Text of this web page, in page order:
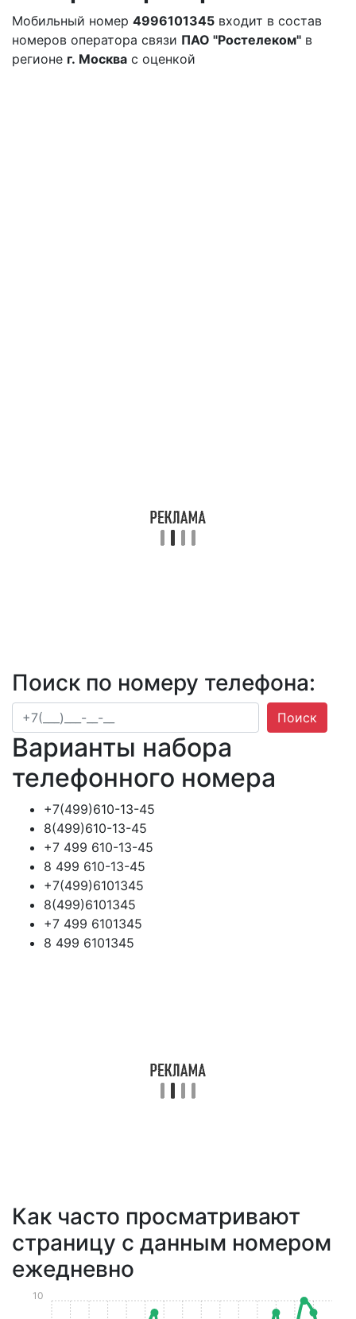
Мобильный номер 4996101345 входит в состав
номеров оператора связи ПАО "Ростелеком" в
регионе г. Москва с оценкой
Поиск по номеру телефона:
Поиск
Варианты набора
телефонного номера
+7(499)610-13-45
8(499)610-13-45
+7 499 610-13-45
8 499 610-13-45
+7(499)6101345
8(499)6101345
+7 499 6101345
8 499 6101345
Как часто просматривают
страницу с данным номером
ежедневно
10